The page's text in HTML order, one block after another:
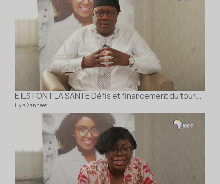
E ILS FONT LA SANTE Défis et financement du tourisme médical en Afrique M Théophile AGBOFOUN
il y a 2 années